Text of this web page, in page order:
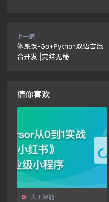
上一篇
体系课-Go+Python双语言混
合开发 |完结无秘
猜你喜欢
人工智能